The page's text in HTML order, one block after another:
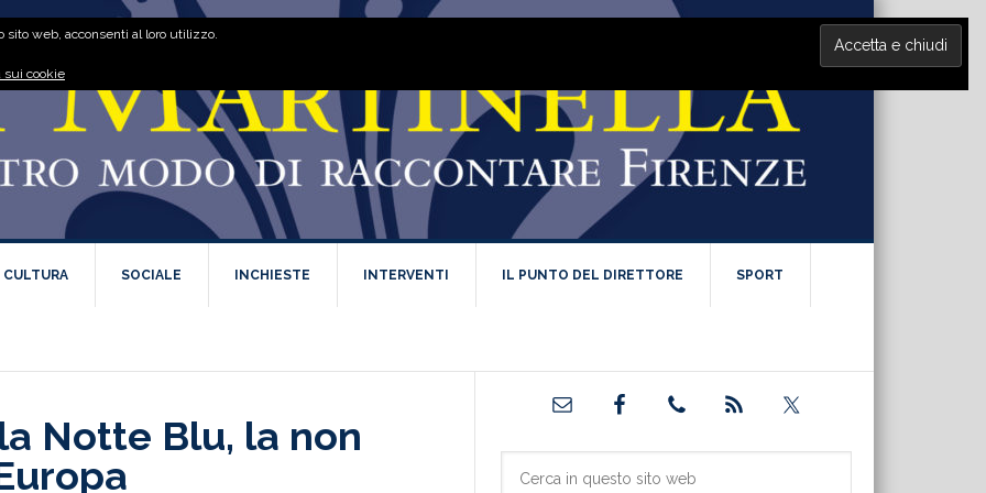
CULTURA SOCIALE INCHIESTE INTERVENTI IL PUNTO DEL DIRETTORE SPORT
Notte Blu, la non
Barra
primaria
web, acconsenti al loro utilizzo.
sui cookie